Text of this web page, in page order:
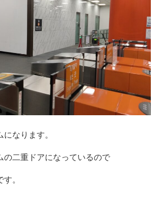
なります。
の二重ドアになっているので
。